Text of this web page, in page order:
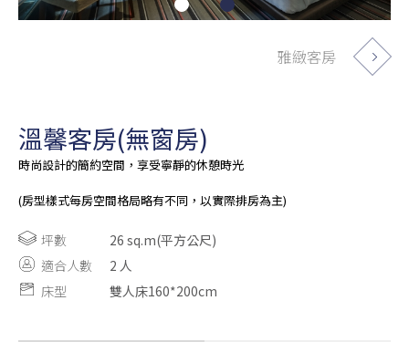
雅緻客房
溫馨客房(無窗房)
時尚設計的簡約空間，享受寧靜的休憩時光
(房型樣式每房空間格局略有不同，以實際排房為主)
坪數
26 sq.m(平方公尺)
適合人數
2 人
床型
雙人床160*200cm